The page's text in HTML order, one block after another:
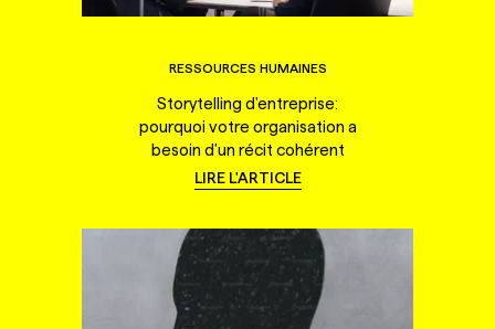
RESSOURCES HUMAINES
Storytelling d'entreprise:
pourquoi votre organisation a
besoin d'un récit cohérent
LIRE L'ARTICLE